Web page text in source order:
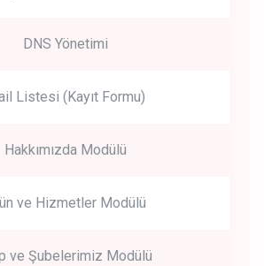
DNS Yönetimi
Listesi (Kayıt Formu)
Hakkımızda Modülü
ve Hizmetler Modülü
ve Şubelerimiz Modülü